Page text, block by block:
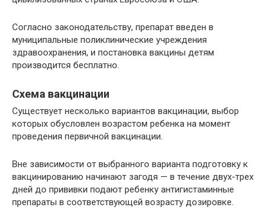
Согласно законодательству, препарат введен в
муниципальные поликлинические учреждения
здравоохранения, и постановка вакцины детям
производится бесплатно.
Схема вакцинации
Существует несколько вариантов вакцинации, выбор
которых обусловлен возрастом ребенка на момент
проведения первичной вакцинации.
Вне зависимости от выбранного варианта подготовку к
вакцинированию начинают загодя — в течение двух-трех
дней до прививки подают ребенку антигистаминные
препараты в соответствующей возрасту дозировке.